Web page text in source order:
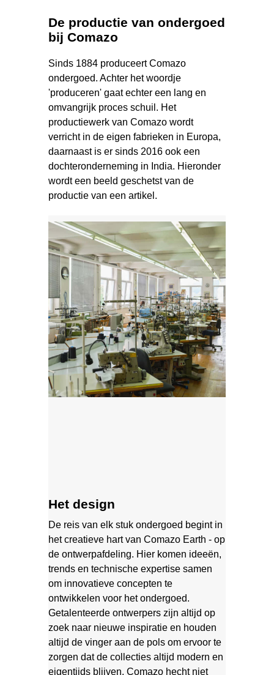
De productie van ondergoed
bij Comazo
Sinds 1884 produceert Comazo
ondergoed. Achter het woordje
'produceren' gaat echter een lang en
omvangrijk proces schuil. Het
productiewerk van Comazo wordt
verricht in de eigen fabrieken in Europa,
daarnaast is er sinds 2016 ook een
dochteronderneming in India. Hieronder
wordt een beeld geschetst van de
productie van een artikel.
Het design
De reis van elk stuk ondergoed begint in
het creatieve hart van Comazo Earth - op
de ontwerpafdeling. Hier komen ideeën,
trends en technische expertise samen
om innovatieve concepten te
ontwikkelen voor het ondergoed.
Getalenteerde ontwerpers zijn altijd op
zoek naar nieuwe inspiratie en houden
altijd de vinger aan de pols om ervoor te
zorgen dat de collecties altijd modern en
eigentijds blijven. Comazo hecht niet